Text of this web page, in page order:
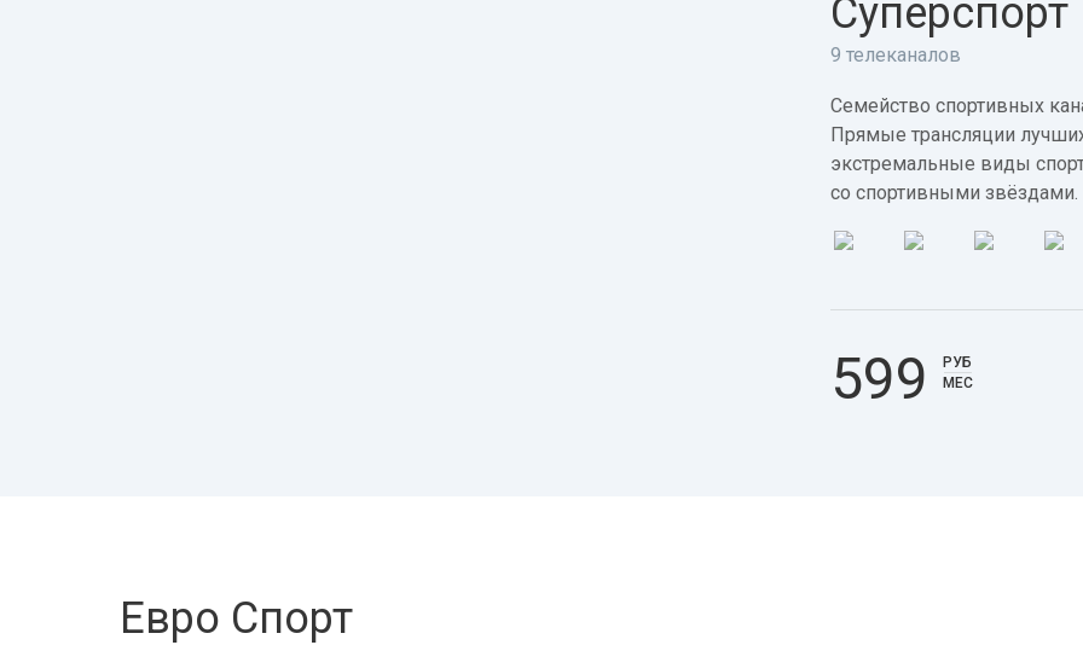
Суперспорт
9 телеканалов
Семейство спортивных
Прямые трансляции
экстремальные виды
со спортивными звёздами.
599
РУБ
МЕС
Евро Спорт